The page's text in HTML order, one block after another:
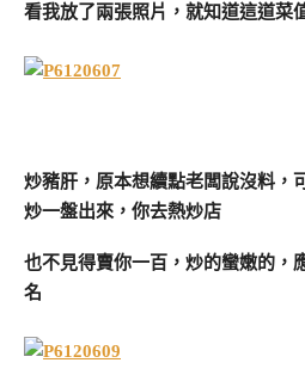
看我放了兩張照片，就知道這道菜
炒豬肝，原本想續點老闆說沒料，
炒一盤出來，你去熱炒店
也不見得賣你一百，炒的蠻嫩的，
名